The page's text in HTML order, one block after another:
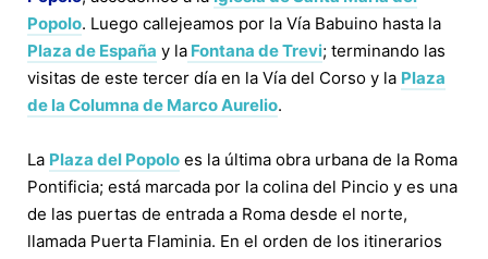
Popolo. Luego callejeamos por la Vía Babuino hasta la
Plaza de España y la Fontana de Trevi; terminando las
visitas de este tercer día en la Vía del Corso y la Plaza
de la Columna de Marco Aurelio.
La Plaza del Popolo es la última obra urbana de la Roma
Pontificia; está marcada por la colina del Pincio y es una
de las puertas de entrada a Roma desde el norte,
llamada Puerta Flaminia. En el orden de los itinerarios